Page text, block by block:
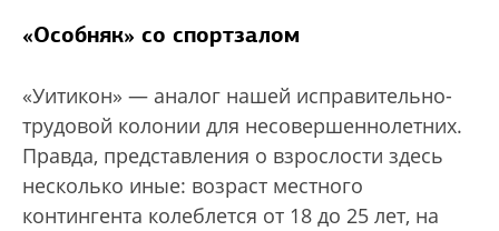
«Особняк» со спортзалом
«Уитикон» — аналог нашей исправительно-
трудовой колонии для несовершеннолетних.
Правда, представления о взрослости здесь
несколько иные: возраст местного
контингента колеблется от 18 до 25 лет, на